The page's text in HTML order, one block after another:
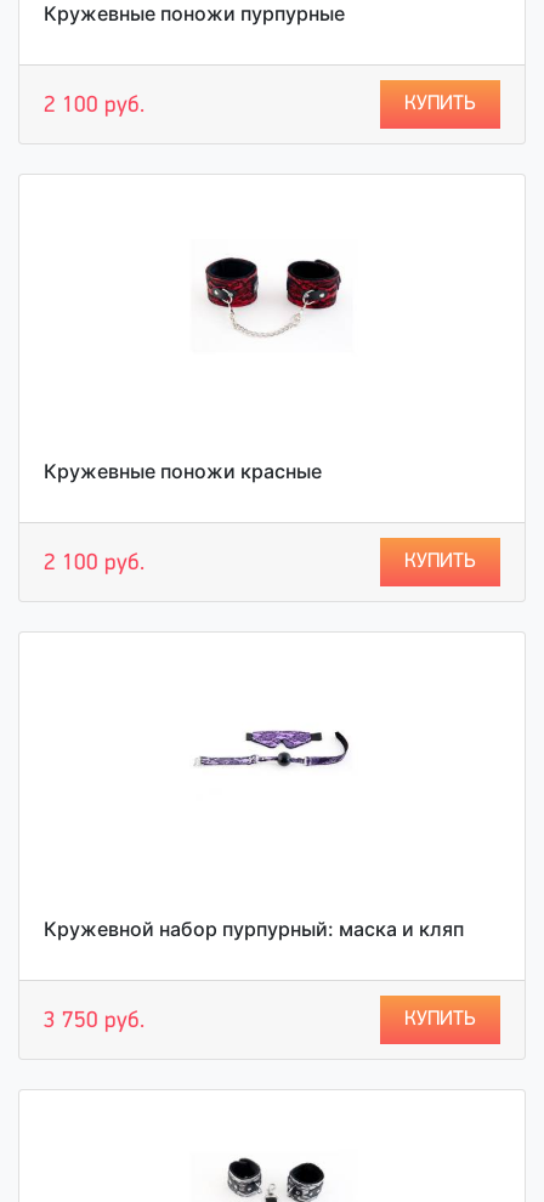
Кружевные поножи пурпурные
2 100 руб. КУПИТЬ
Кружевные поножи красные
2 100 руб. КУПИТЬ
Кружевной набор пурпурный: маска и кляп
3 750 руб. КУПИТЬ